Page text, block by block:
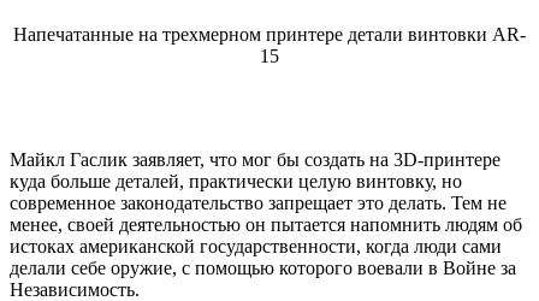
Напечатанные на трехмерном принтере детали винтовки AR-
15
Майкл Гаслик заявляет, что мог бы создать на 3D-принтере
куда больше деталей, практически целую винтовку, но
современное законодательство запрещает это делать. Тем не
менее, своей деятельностью он пытается напомнить людям об
истоках американской государственности, когда люди сами
делали себе оружие, с помощью которого воевали в Войне за
Независимость.